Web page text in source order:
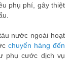
phụ phí, gây thiệt
nước ngoài hoạt
chuyển hàng đến
phụ cước dịch vụ